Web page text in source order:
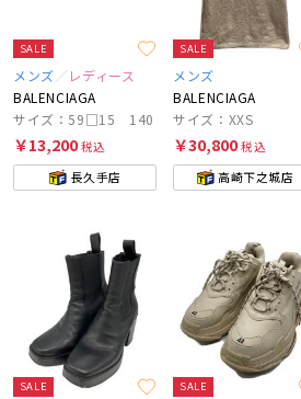
SALE
メンズ
レディース
BALENCIAGA
サイズ：59□15 140
￥13,200税込
長久手店
SALE
メンズ
BALENCIAGA
サイズ：XXS
￥30,800税込
高崎下之城店
SALE SALE